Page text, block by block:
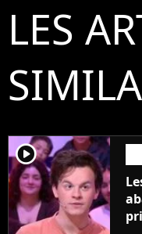
LES
player2